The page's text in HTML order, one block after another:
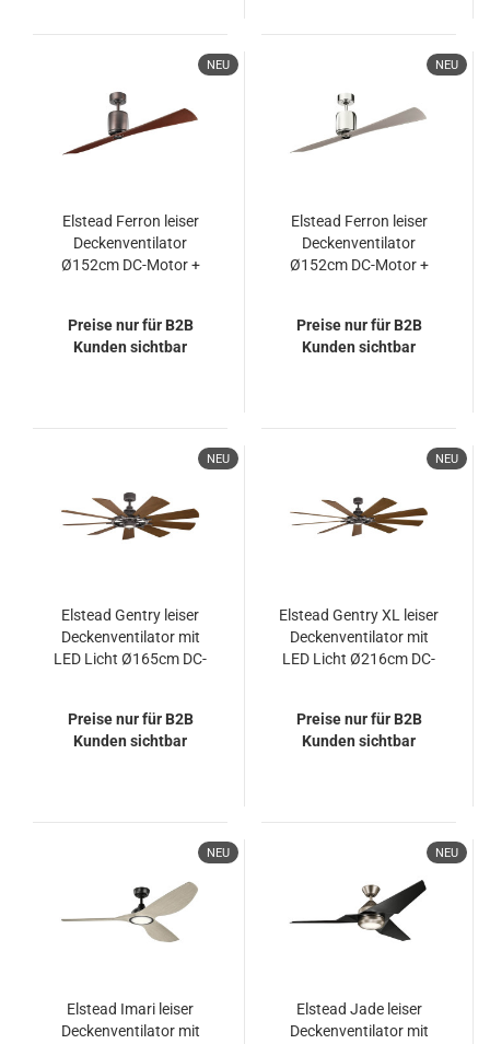
NEU
Elstead Ferron leiser
Deckenventilator
Ø152cm DC-Motor +
Preise nur für B2B
Kunden sichtbar
NEU
Elstead Ferron leiser
Deckenventilator
Ø152cm DC-Motor +
Preise nur für B2B
Kunden sichtbar
NEU
Elstead Gentry leiser
Deckenventilator mit
LED Licht Ø165cm DC-
Preise nur für B2B
Kunden sichtbar
NEU
Elstead Gentry XL leiser
Deckenventilator mit
LED Licht Ø216cm DC-
Preise nur für B2B
Kunden sichtbar
NEU
Elstead Imari leiser
Deckenventilator mit
NEU
Elstead Jade leiser
Deckenventilator mit